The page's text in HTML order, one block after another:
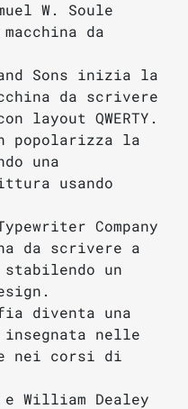
W. Soule
da
Sons inizia la
da scrivere
layout QWERTY.
popolarizza la
una
usando
Company
da scrivere a
un
diventa una
insegnata nelle
nei corsi di
e William Dealey